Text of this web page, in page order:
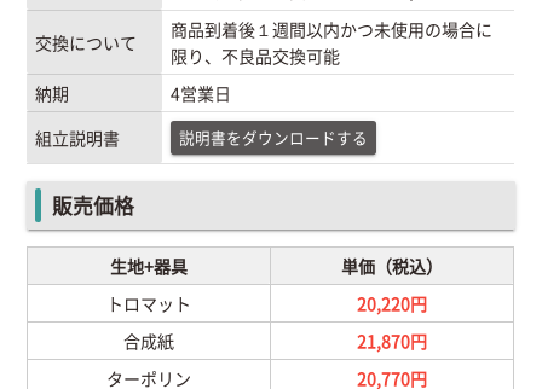
交換について
商品到着後１週間以内かつ未使用の場合に
限り、不良品交換可能
納期
4営業日
組立説明書
説明書をダウンロードする
販売価格
生地+器具
単価（税込）
トロマット
20,220円
合成紙
21,870円
ターポリン
20,770円